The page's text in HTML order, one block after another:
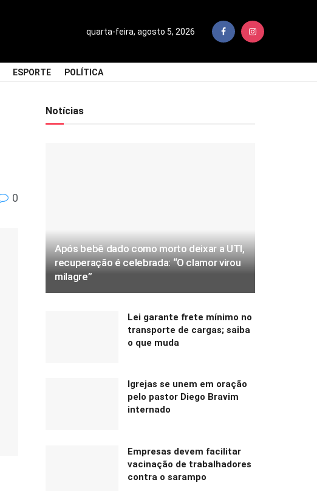
quarta-feira, agosto 5, 2026
ESPORTE POLÍTICA
0
Notícias
Após bebê dado como morto deixar a UTI,
recuperação é celebrada: “O clamor virou
milagre”
Lei garante frete mínimo no
transporte de cargas; saiba
o que muda
Igrejas se unem em oração
pelo pastor Diego Bravim
internado
Empresas devem facilitar
vacinação de trabalhadores
contra o sarampo